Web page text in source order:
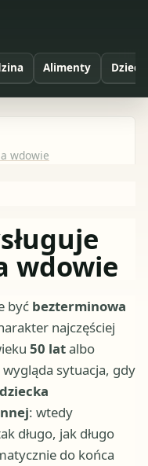
Alimenty Dzieci
wdowie
wdowie
być bezterminowa
najczęściej
50 latalbo
wygląda sytuacja, gdy
: wtedy
długo, jak długo
do końca